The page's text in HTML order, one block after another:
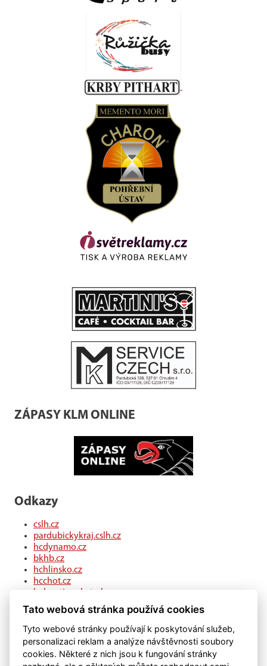
ZÁPASY KLM ONLINE
Odkazy
cslh.cz
pardubickykraj.cslh.cz
hcdynamo.cz
bkhb.cz
hchlinsko.cz
hcchot.cz
kohouti-ceskatrebova.cz
hcledec.cz
hclitomysl.cz
hcskutec.cz
hcslovan.com
hcchocen.cz
hcpolicka.com
Tato webová stránka používá cookies
Tyto webové stránky používají k poskytování služeb,
personalizaci reklam a analýze návštěvnosti soubory
cookies. Některé z nich jsou k fungování stránky